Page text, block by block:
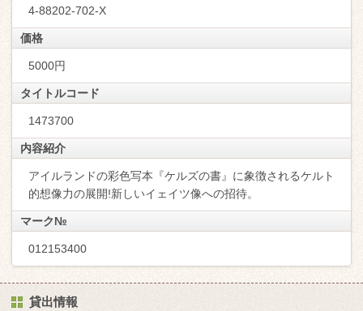
4-88202-702-X
価格
5000円
タイトルコード
1473700
内容紹介
アイルランドの彩色写本『ケルズの書』に象徴されるケルト
的想像力の展開!新しいイェイツ像への招待。
マーク№
012153400
貸出情報